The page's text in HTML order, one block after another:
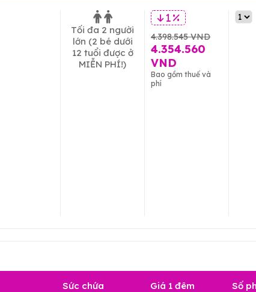
Tối đa 2 người
lớn (2 bé dưới
12 tuổi được ở
MIỄN PHÍ!)
1 %
4.398.545 VND
4.354.560
VND
Bao gồm thuế và
phí
Sức chứa Giá 1 đêm Số